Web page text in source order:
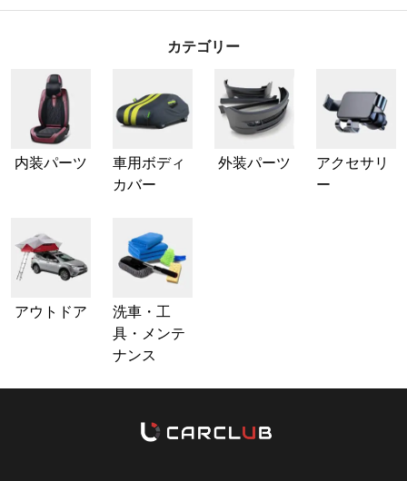
カテゴリー
内装パーツ
車用ボディ
カバー
外装パーツ
アクセサリ
ー
アウトドア
洗車・工
具・メンテ
ナンス